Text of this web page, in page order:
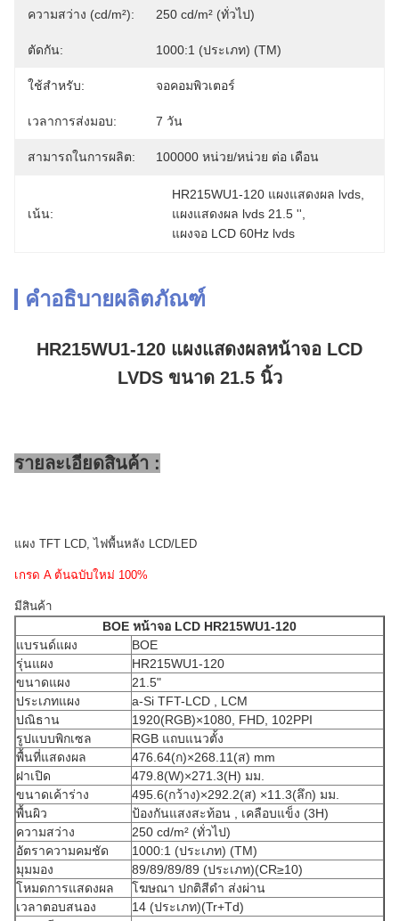
ความสว่าง (cd/m²): 250 cd/m² (ทั่วไป)
ตัดกัน: 1000:1 (ประเภท) (TM)
ใช้สำหรับ: จอคอมพิวเตอร์
เวลาการส่งมอบ: 7 วัน
สามารถในการผลิต: 100000 หน่วย/หน่วย ต่อ เดือน
เน้น:
HR215WU1-120 แผงแสดงผล lvds
แผงแสดงผล lvds 21.5 ''
แผงจอ LCD 60Hz lvds
คำอธิบายผลิตภัณฑ์
HR215WU1-120 แผงแสดงผลหน้าจอ LCD
LVDS ขนาด 21.5 นิ้ว
รายละเอียดสินค้า :
แผง TFT LCD, ไฟพื้นหลัง LCD/LED
เกรด A ต้นฉบับใหม่ 100%
มีสินค้า
BOE หน้าจอ LCD HR215WU1-120
แบรนด์แผง
BOE
รุ่นแผง
HR215WU1-120
ขนาดแผง
21.5"
ประเภทแผง
a-Si TFT-LCD , LCM
ปณิธาน
1920(RGB)×1080, FHD, 102PPI
รูปแบบพิกเซล
RGB แถบแนวตั้ง
พื้นที่แสดงผล
476.64(ก)×268.11(ส) mm
ฝาเปิด
479.8(W)×271.3(H) มม.
ขนาดเค้าร่าง
495.6(กว้าง)×292.2(ส) ×11.3(ลึก) มม.
พื้นผิว
ป้องกันแสงสะท้อน , เคลือบแข็ง (3H)
ความสว่าง
250 cd/m² (ทั่วไป)
อัตราความคมชัด
1000:1 (ประเภท) (TM)
มุมมอง
89/89/89/89 (ประเภท)(CR≥10)
โหมดการแสดงผล
โฆษณา ปกติสีดำ ส่งผ่าน
เวลาตอบสนอง
14 (ประเภท)(Tr+Td)